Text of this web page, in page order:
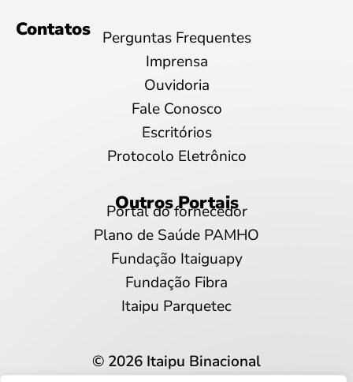
Contatos
Perguntas Frequentes
Imprensa
Ouvidoria
Fale Conosco
Escritórios
Protocolo Eletrônico
Outros Portais
Portal do fornecedor
Plano de Saúde PAMHO
Fundação Itaiguapy
Fundação Fibra
Itaipu Parquetec
© 2026 Itaipu Binacional